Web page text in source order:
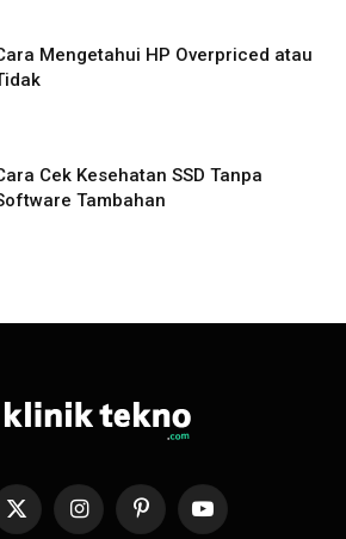
Mengetahui HP Overpriced atau
Cek Kesehatan SSD Tanpa
Tambahan
X
InstagramPinterestYouTube